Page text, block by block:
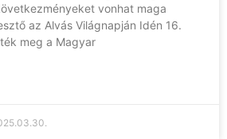
vonhat maga
az Alvás Világnapján Idén 16.
meg a Magyar